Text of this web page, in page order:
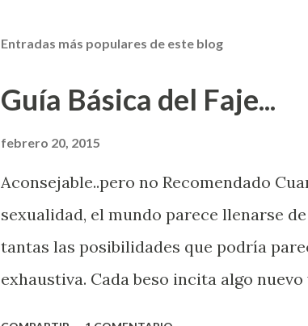
Entradas más populares de este blog
Guía Básica del Faje...
febrero 20, 2015
Aconsejable..pero no Recomendado
sexualidad, el mundo parece llenarse
tantas las posibilidades que podría
exhaustiva. Cada beso incita algo